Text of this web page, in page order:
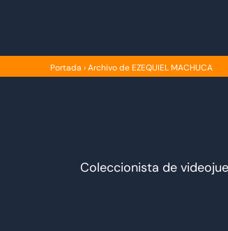
Portada ›Archivo de EZEQUIEL MACHUCA
Coleccionista de